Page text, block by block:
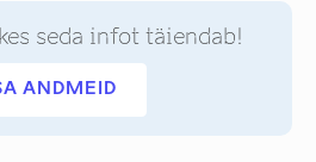
seda infot täiendab!
ANDMEID